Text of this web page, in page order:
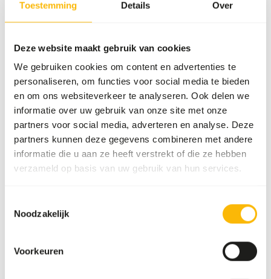
Toestemming Details Over
Deze website maakt gebruik van cookies
We gebruiken cookies om content en advertenties te
personaliseren, om functies voor social media te bieden
en om ons websiteverkeer te analyseren. Ook delen we
informatie over uw gebruik van onze site met onze
partners voor social media, adverteren en analyse. Deze
partners kunnen deze gegevens combineren met andere
informatie die u aan ze heeft verstrekt of die ze hebben
verzameld op basis van uw gebruik van hun services.
Noodzakelijk
Voorkeuren
Over dit product
Deze KB Mix bevat enkel rund als eiwitbron. De mix bevat
enkel natuurlijke ingrediënten, zonder kunstmatige
toevoegingen. Deze mix is op zichzelf niet volledig, variatie
is nodig voor een gebalanceerd menu.
Analytische bestanddelen
Vocht
voeradvies, ziewww.kbraw.eu. Dit product is een rauw
diervoeder. Houd daarom de hygiënevoorschriften in acht,